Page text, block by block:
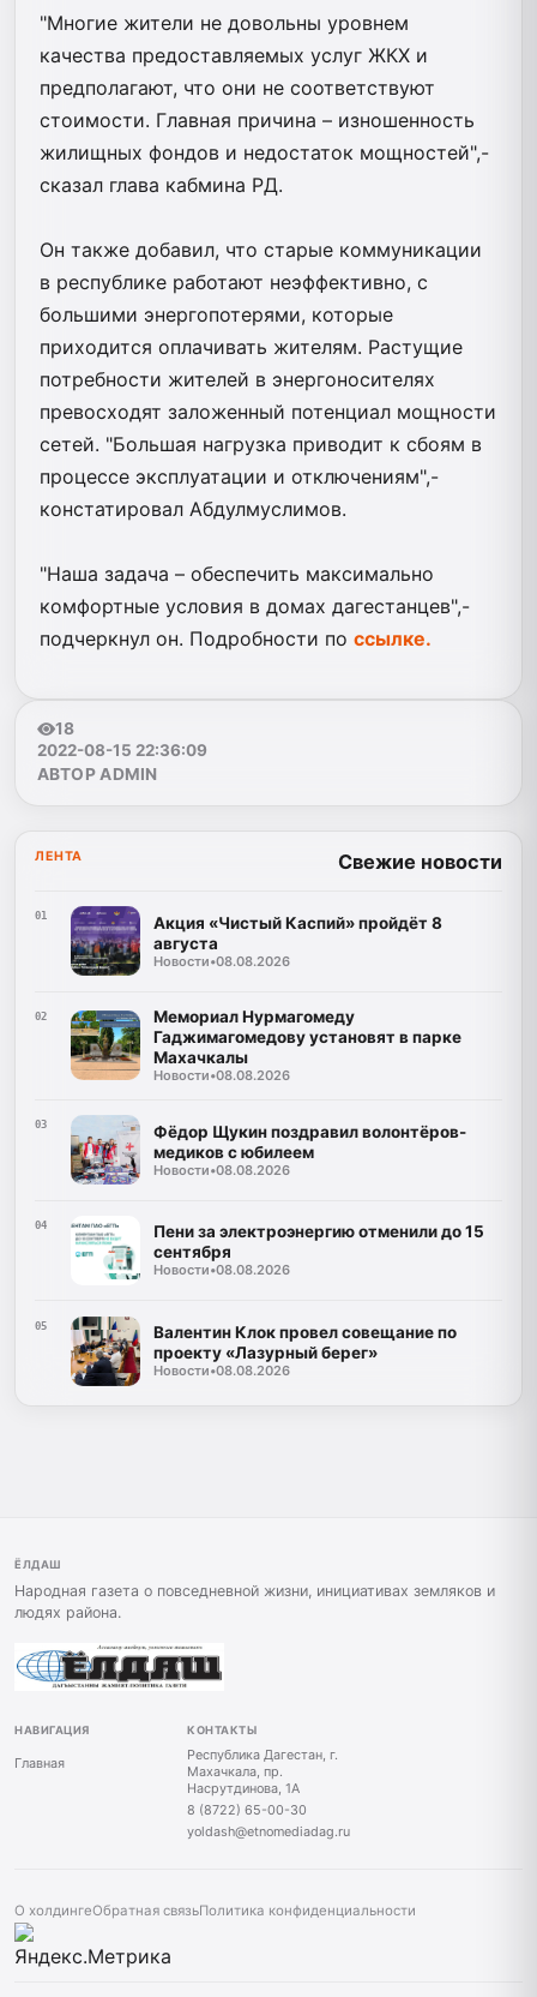
"Многие жители не довольны уровнем
качества предоставляемых услуг ЖКХ и
предполагают, что они не соответствуют
стоимости. Главная причина – изношенность
жилищных фондов и недостаток мощностей",-
сказал глава кабмина РД.
Он также добавил, что старые коммуникации
в республике работают неэффективно, с
большими энергопотерями, которые
приходится оплачивать жителям. Растущие
потребности жителей в энергоносителях
превосходят заложенный потенциал мощности
сетей. "Большая нагрузка приводит к сбоям в
процессе эксплуатации и отключениям",-
констатировал Абдулмуслимов.
"Наша задача – обеспечить максимально
комфортные условия в домах дагестанцев",-
подчеркнул он. Подробности по ссылке.
18
2022-08-15 22:36:09
АВТОР ADMIN
ЛЕНТА Свежие новости
01
Акция «Чистый Каспий» пройдёт 8
августа
Новости•08.08.2026
02
Мемориал Нурмагомеду
Гаджимагомедову установят в парке
Махачкалы
Новости•08.08.2026
03
Фёдор Щукин поздравил волонтёров-
медиков с юбилеем
Новости•08.08.2026
04
Пени за электроэнергию отменили до 15
сентября
Новости•08.08.2026
05
Валентин Клок провел совещание по
проекту «Лазурный берег»
Новости•08.08.2026
ЁЛДАШ
Народная газета о повседневной жизни, инициативах земляков и
людях района.
НАВИГАЦИЯ
Главная
КОНТАКТЫ
Республика Дагестан, г.
Махачкала, пр.
Насрутдинова, 1А
8 (8722) 65-00-30
yoldash@etnomediadag.ru
О холдингеОбратная связьПолитика конфиденциальности